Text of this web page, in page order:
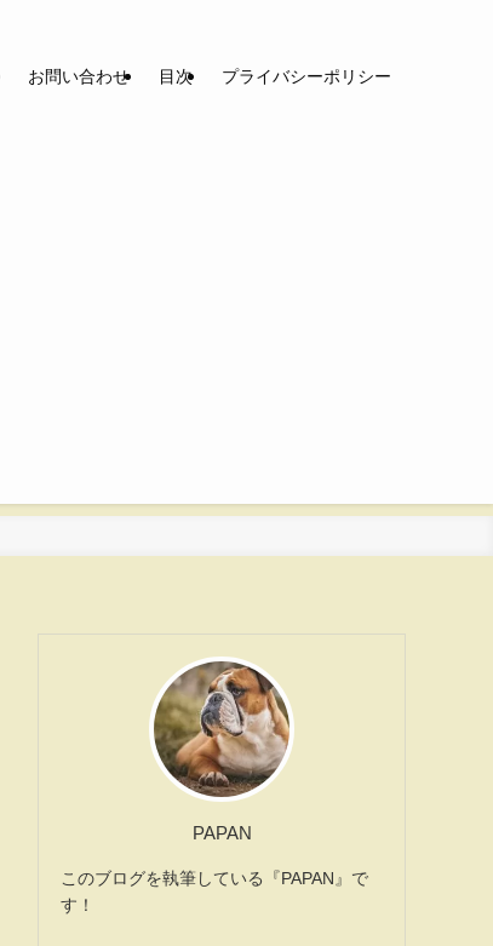
お問い合わせ 目次 プライバシーポリシー
PAPAN
このブログを執筆している『PAPAN』で
す！